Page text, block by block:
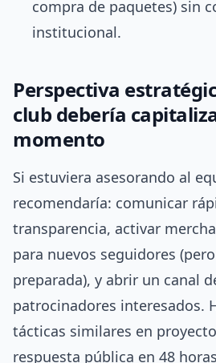
compra de paquetes) sin
institucional.
Perspectiva
club debería
momento
Si estuviera asesorando al
recomendaría: comunicar
transparencia, activar
para nuevos seguidores
preparada), y abrir un canal
patrocinadores interesados.
tácticas similares en
respuesta pública en 48